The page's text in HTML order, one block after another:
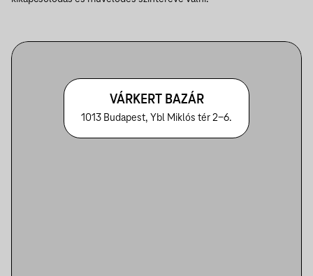
VÁRKERT BAZÁR
1013 Budapest, Ybl Miklós tér 2-6.